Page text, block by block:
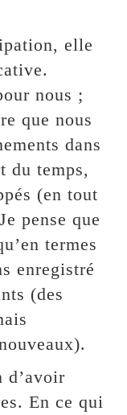
elle
nous ;
que nous
dans
du temps,
(en tout
pense que
termes
enregistré
(des
d’avoir
En ce qui